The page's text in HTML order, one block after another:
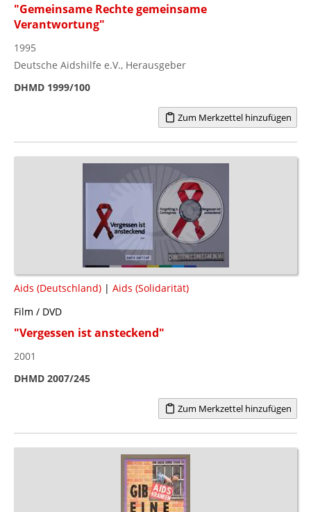
"Gemeinsame Rechte gemeinsame
Verantwortung"
1995
Deutsche Aidshilfe e.V., Herausgeber
DHMD 1999/100
Zum Merkzettel hinzufügen
Aids (Deutschland) | Aids (Solidarität)
Film / DVD
"Vergessen ist ansteckend"
2001
DHMD 2007/245
Zum Merkzettel hinzufügen